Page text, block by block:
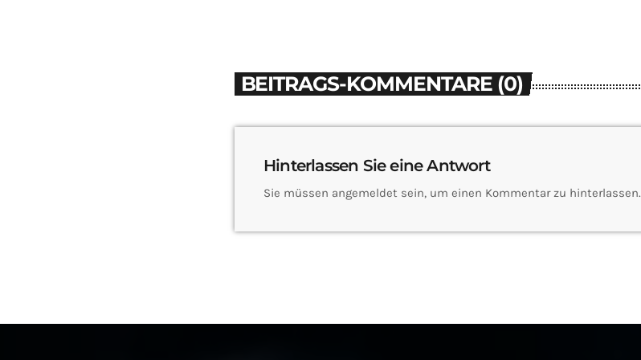
BEITRAGS-KOMMENTARE (0)
Hinterlassen Sie eine Antwort
Sie müssen angemeldet sein, um einen Kommentar zu hinterlassen.